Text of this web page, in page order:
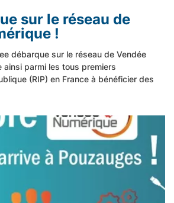
sur le réseau de
!
débarque sur le réseau de Vendée
ainsi parmi les tous premiers
(RIP) en France à bénéficier des